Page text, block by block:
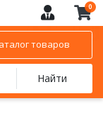
0
товаров
Найти